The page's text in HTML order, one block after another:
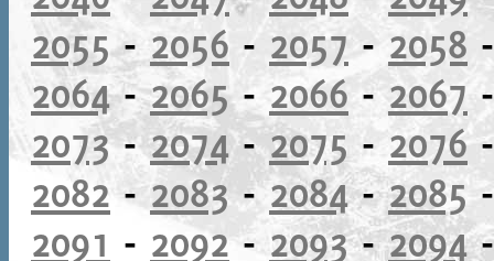
2055- 2056 - 2057 - 2058
2064-2065-2066-2067
2073-2074-2075 -2076
2082 - 2083-2084-2085
2091 - 2092- 2093-2094